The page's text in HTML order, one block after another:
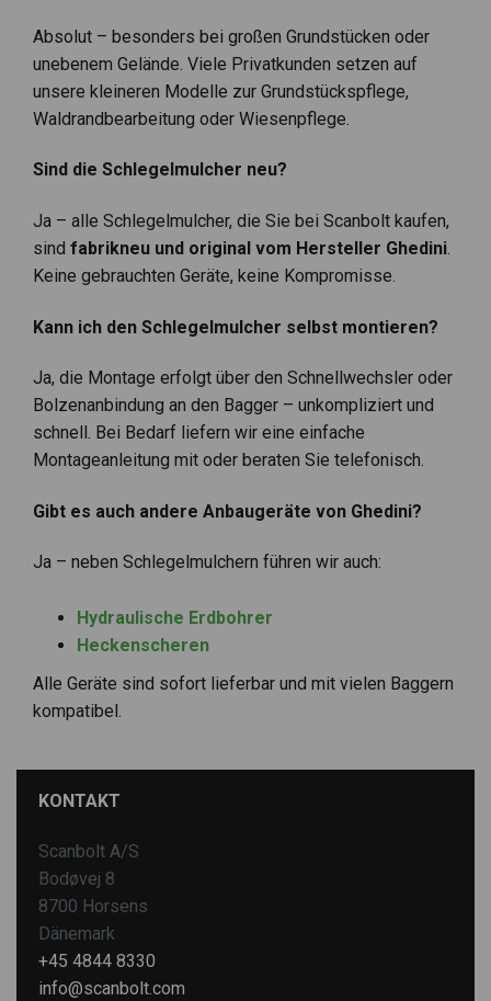
Absolut – besonders bei großen Grundstücken oder
unebenem Gelände. Viele Privatkunden setzen auf
unsere kleineren Modelle zur Grundstückspflege,
Waldrandbearbeitung oder Wiesenpflege.
Sind die Schlegelmulcher neu?
Ja – alle Schlegelmulcher, die Sie bei Scanbolt kaufen,
sind fabrikneu und original vom Hersteller Ghedini.
Keine gebrauchten Geräte, keine Kompromisse.
Kann ich den Schlegelmulcher selbst montieren?
Ja, die Montage erfolgt über den Schnellwechsler oder
Bolzenanbindung an den Bagger – unkompliziert und
schnell. Bei Bedarf liefern wir eine einfache
Montageanleitung mit oder beraten Sie telefonisch.
Gibt es auch andere Anbaugeräte von Ghedini?
Ja – neben Schlegelmulchern führen wir auch:
Hydraulische Erdbohrer
Heckenscheren
Alle Geräte sind sofort lieferbar und mit vielen Baggern
kompatibel.
KONTAKT
Scanbolt A/S
Bodøvej 8
8700 Horsens
Dänemark
+45 4844 8330
info@scanbolt.com